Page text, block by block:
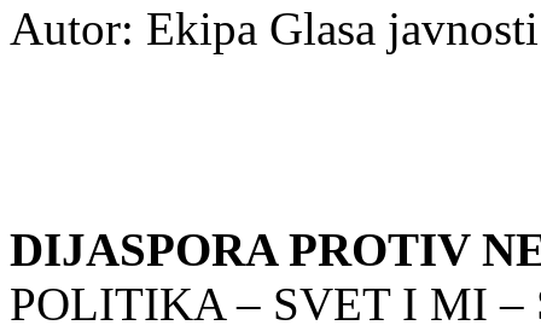
Autor: Ekipa Glasa
DIJASPORA PROTIV
POLITIKA – SVET I MI –